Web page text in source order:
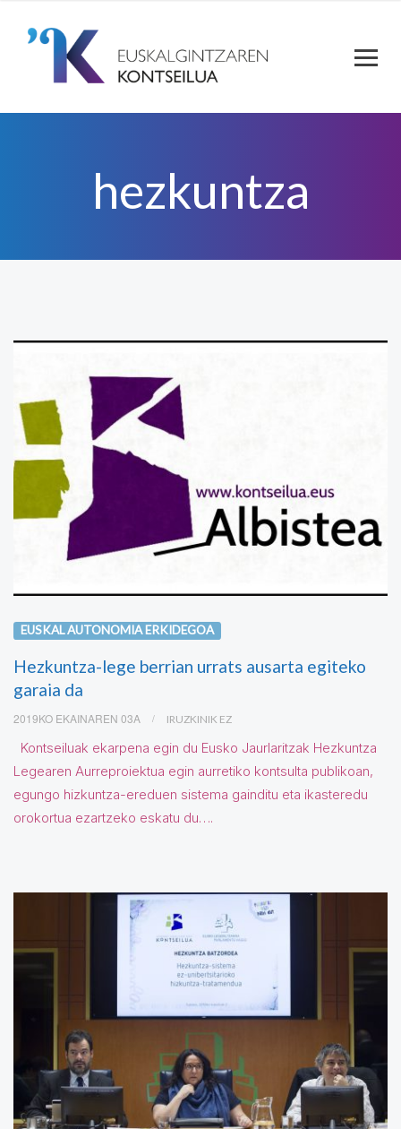
hezkuntza
EUSKAL AUTONOMIA ERKIDEGOA
Hezkuntza-lege berrian urrats ausarta egiteko
garaia da
2019KO EKAINAREN 03A IRUZKINIK EZ
Kontseiluak ekarpena egin du Eusko Jaurlaritzak Hezkuntza
Legearen Aurreproiektua egin aurretiko kontsulta publikoan,
egungo hizkuntza-ereduen sistema gainditu eta ikasteredu
orokortua ezartzeko eskatu du….